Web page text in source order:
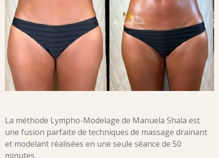
La méthode Lympho-Modelage de Manuela Shala est
une fusion parfaite de techniques de massage drainant
et modelant réalisées en une seule séance de 50
minutes.